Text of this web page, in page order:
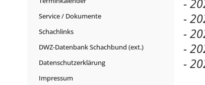
Service / Dokumente
Schachlinks
DWZ-Datenbank Schachbund (ext.)
Datenschutzerklärung
Impressum
-
-
-
-
-